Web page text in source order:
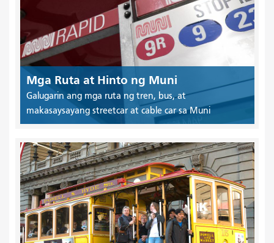
Mga Ruta at Hinto ng Muni
Galugarin ang mga ruta ng tren, bus, at
makasaysayang streetcar at cable car sa Muni